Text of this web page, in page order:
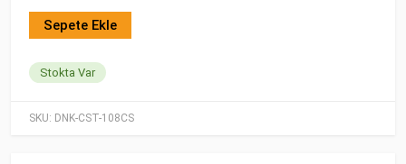
SKU: DNK-CST-108CS
Sepete Ekle
Stokta Var